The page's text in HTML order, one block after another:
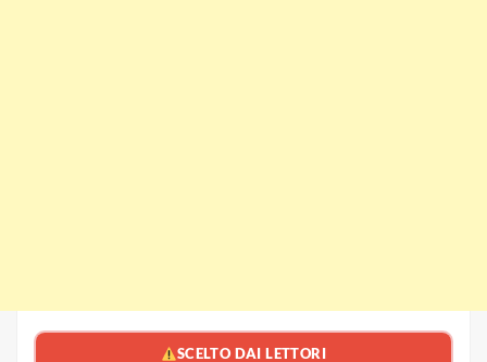
SCELTO DAI LETTORI